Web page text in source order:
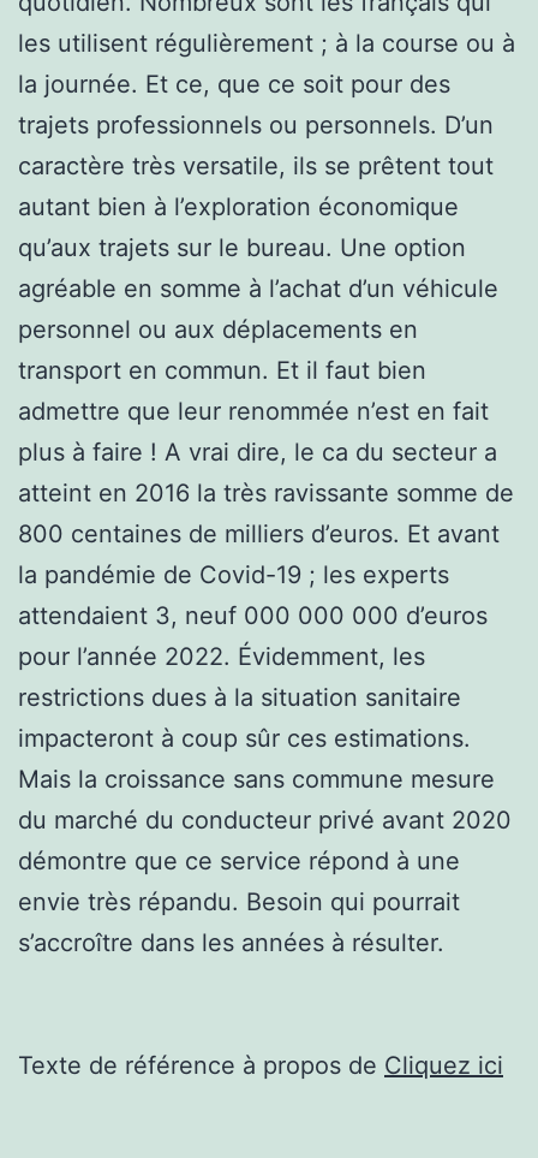
les utilisent régulièrement ; à la course ou à
la journée. Et ce, que ce soit pour des
trajets professionnels ou personnels. D’un
caractère très versatile, ils se prêtent tout
autant bien à l’exploration économique
qu’aux trajets sur le bureau. Une option
agréable en somme à l’achat d’un véhicule
personnel ou aux déplacements en
transport en commun. Et il faut bien
admettre que leur renommée n’est en fait
plus à faire ! A vrai dire, le ca du secteur a
atteint en 2016 la très ravissante somme de
800 centaines de milliers d’euros. Et avant
la pandémie de Covid-19 ; les experts
attendaient 3, neuf 000 000 000 d’euros
pour l’année 2022. Évidemment, les
restrictions dues à la situation sanitaire
impacteront à coup sûr ces estimations.
Mais la croissance sans commune mesure
du marché du conducteur privé avant 2020
démontre que ce service répond à une
envie très répandu. Besoin qui pourrait
s’accroître dans les années à résulter.
Texte de référence à propos de Cliquez ici